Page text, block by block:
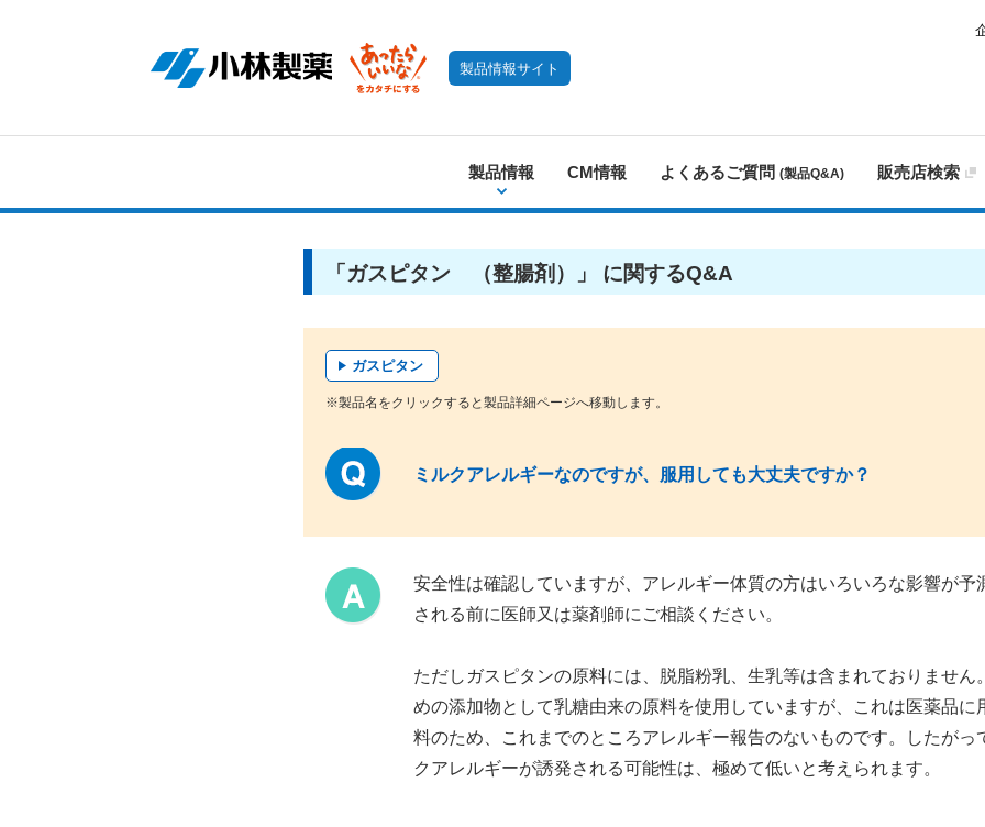
製品情報サイト
製品情報 CM情報 よくあるご質問 (製品Q&A) 販売店検索
「ガスピタン （整腸剤）」 に関するQ&A
ガスピタン
※製品名をクリックすると製品詳細ページへ移動します。
ミルクアレルギーなのですが、服用しても大丈夫ですか？
安全性は確認していますが、アレルギー体質の方はいろいろな影響が予
される前に医師又は薬剤師にご相談ください。
ただしガスピタンの原料には、脱脂粉乳、生乳等は含まれておりません
めの添加物として乳糖由来の原料を使用していますが、これは医薬品に
料のため、これまでのところアレルギー報告のないものです。したがっ
クアレルギーが誘発される可能性は、極めて低いと考えられます。